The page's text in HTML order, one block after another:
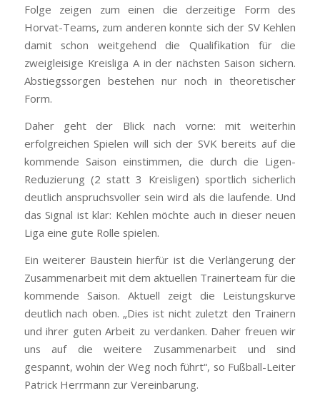
Folge zeigen zum einen die derzeitige Form des
Horvat-Teams, zum anderen konnte sich der SV Kehlen
damit schon weitgehend die Qualifikation für die
zweigleisige Kreisliga A in der nächsten Saison sichern.
Abstiegssorgen bestehen nur noch in theoretischer
Form.
Daher geht der Blick nach vorne: mit weiterhin
erfolgreichen Spielen will sich der SVK bereits auf die
kommende Saison einstimmen, die durch die Ligen-
Reduzierung (2 statt 3 Kreisligen) sportlich sicherlich
deutlich anspruchsvoller sein wird als die laufende. Und
das Signal ist klar: Kehlen möchte auch in dieser neuen
Liga eine gute Rolle spielen.
Ein weiterer Baustein hierfür ist die Verlängerung der
Zusammenarbeit mit dem aktuellen Trainerteam für die
kommende Saison. Aktuell zeigt die Leistungskurve
deutlich nach oben. „Dies ist nicht zuletzt den Trainern
und ihrer guten Arbeit zu verdanken. Daher freuen wir
uns auf die weitere Zusammenarbeit und sind
gespannt, wohin der Weg noch führt“, so Fußball-Leiter
Patrick Herrmann zur Vereinbarung.